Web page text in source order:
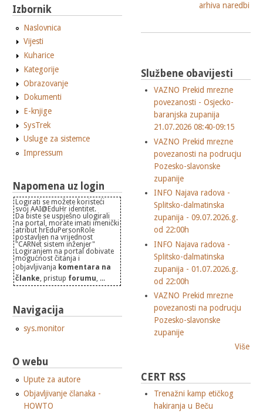
Izbornik
Naslovnica
Vijesti
Kuharice
Kategorije
Obrazovanje
Dokumenti
E-knjige
SysTrek
Usluge za sistemce
Impressum
Napomena uz login
Logirati se možete koristeći
svoj AAI@EduHr identitet.
Da biste se uspješno ulogirali
na portal, morate imati imenički
atribut hrEduPersonRole
postavljen na vrijednost
"CARNet sistem inženjer"
Logiranjem na portal dobivate
mogućnost čitanja i
objavljivanja komentara na
članke, pristup forumu, ...
Navigacija
sys.monitor
O webu
Upute za autore
Objavljivanje članaka -
HOWTO
arhiva naredbi
Službene obavijesti
VAZNO Prekid mrezne
povezanosti - Osjecko-
baranjska zupanija
21.07.2026 08:40-09:15
VAZNO Prekid mrezne
povezanosti na podrucju
Pozesko-slavonske
zupanije
INFO Najava radova -
Splitsko-dalmatinska
zupanija - 09.07.2026.g.
od 22:00h
INFO Najava radova -
Splitsko-dalmatinska
zupanija - 01.07.2026.g.
od 22:00h
VAZNO Prekid mrezne
povezanosti na podrucju
Pozesko-slavonske
zupanije
Više
CERT RSS
Trenažni kamp etičkog
hakiranja u Beču